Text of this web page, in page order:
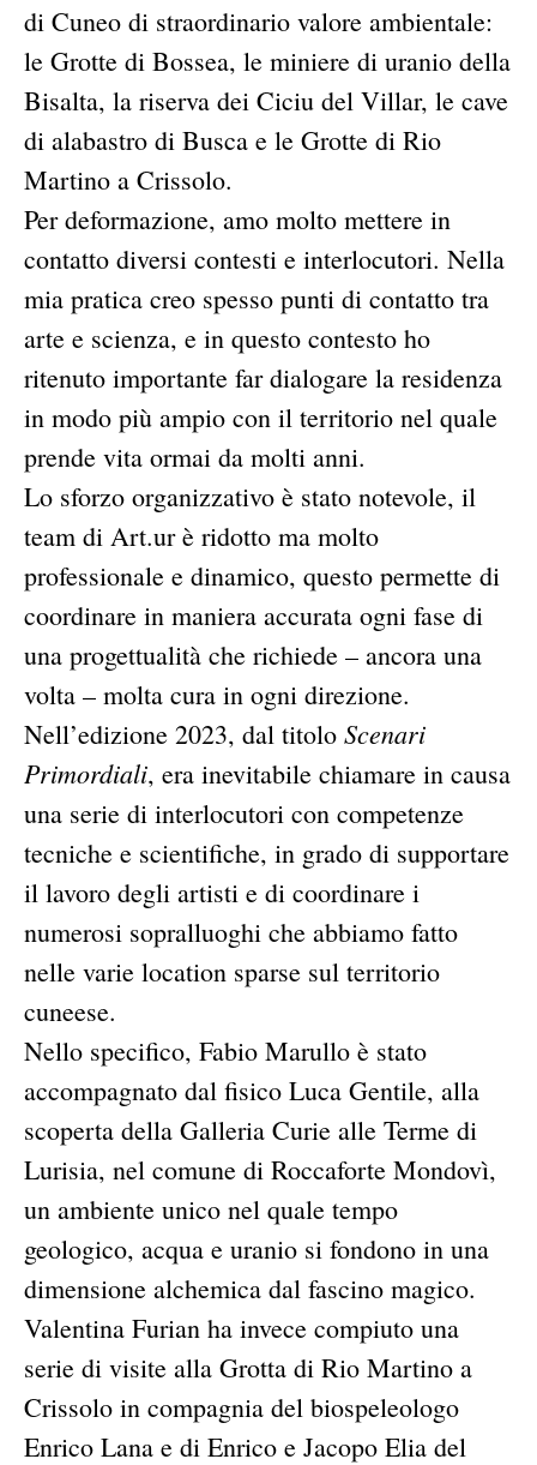
di Cuneo di straordinario valore ambientale:
le Grotte di Bossea, le miniere di uranio della
Bisalta, la riserva dei Ciciu del Villar, le cave
di alabastro di Busca e le Grotte di Rio
Martino a Crissolo.
Per deformazione, amo molto mettere in
contatto diversi contesti e interlocutori. Nella
mia pratica creo spesso punti di contatto tra
arte e scienza, e in questo contesto ho
ritenuto importante far dialogare la residenza
in modo più ampio con il territorio nel quale
prende vita ormai da molti anni.
Lo sforzo organizzativo è stato notevole, il
team di Art.ur è ridotto ma molto
professionale e dinamico, questo permette di
coordinare in maniera accurata ogni fase di
una progettualità che richiede – ancora una
volta – molta cura in ogni direzione.
Nell’edizione 2023, dal titolo Scenari
Primordiali, era inevitabile chiamare in causa
una serie di interlocutori con competenze
tecniche e scientifiche, in grado di supportare
il lavoro degli artisti e di coordinare i
numerosi sopralluoghi che abbiamo fatto
nelle varie location sparse sul territorio
cuneese.
Nello specifico, Fabio Marullo è stato
accompagnato dal fisico Luca Gentile, alla
scoperta della Galleria Curie alle Terme di
Lurisia, nel comune di Roccaforte Mondovì,
un ambiente unico nel quale tempo
geologico, acqua e uranio si fondono in una
dimensione alchemica dal fascino magico.
Valentina Furian ha invece compiuto una
serie di visite alla Grotta di Rio Martino a
Crissolo in compagnia del biospeleologo
Enrico Lana e di Enrico e Jacopo Elia del